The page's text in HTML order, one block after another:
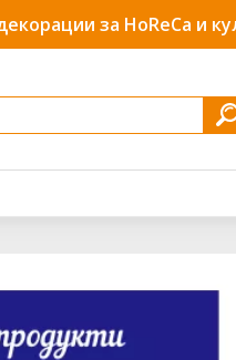
за HoReCa и